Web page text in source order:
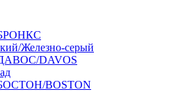
БРОНКС
Железно-серый
ДАВОС/DAVOS
БОСТОН/BOSTON